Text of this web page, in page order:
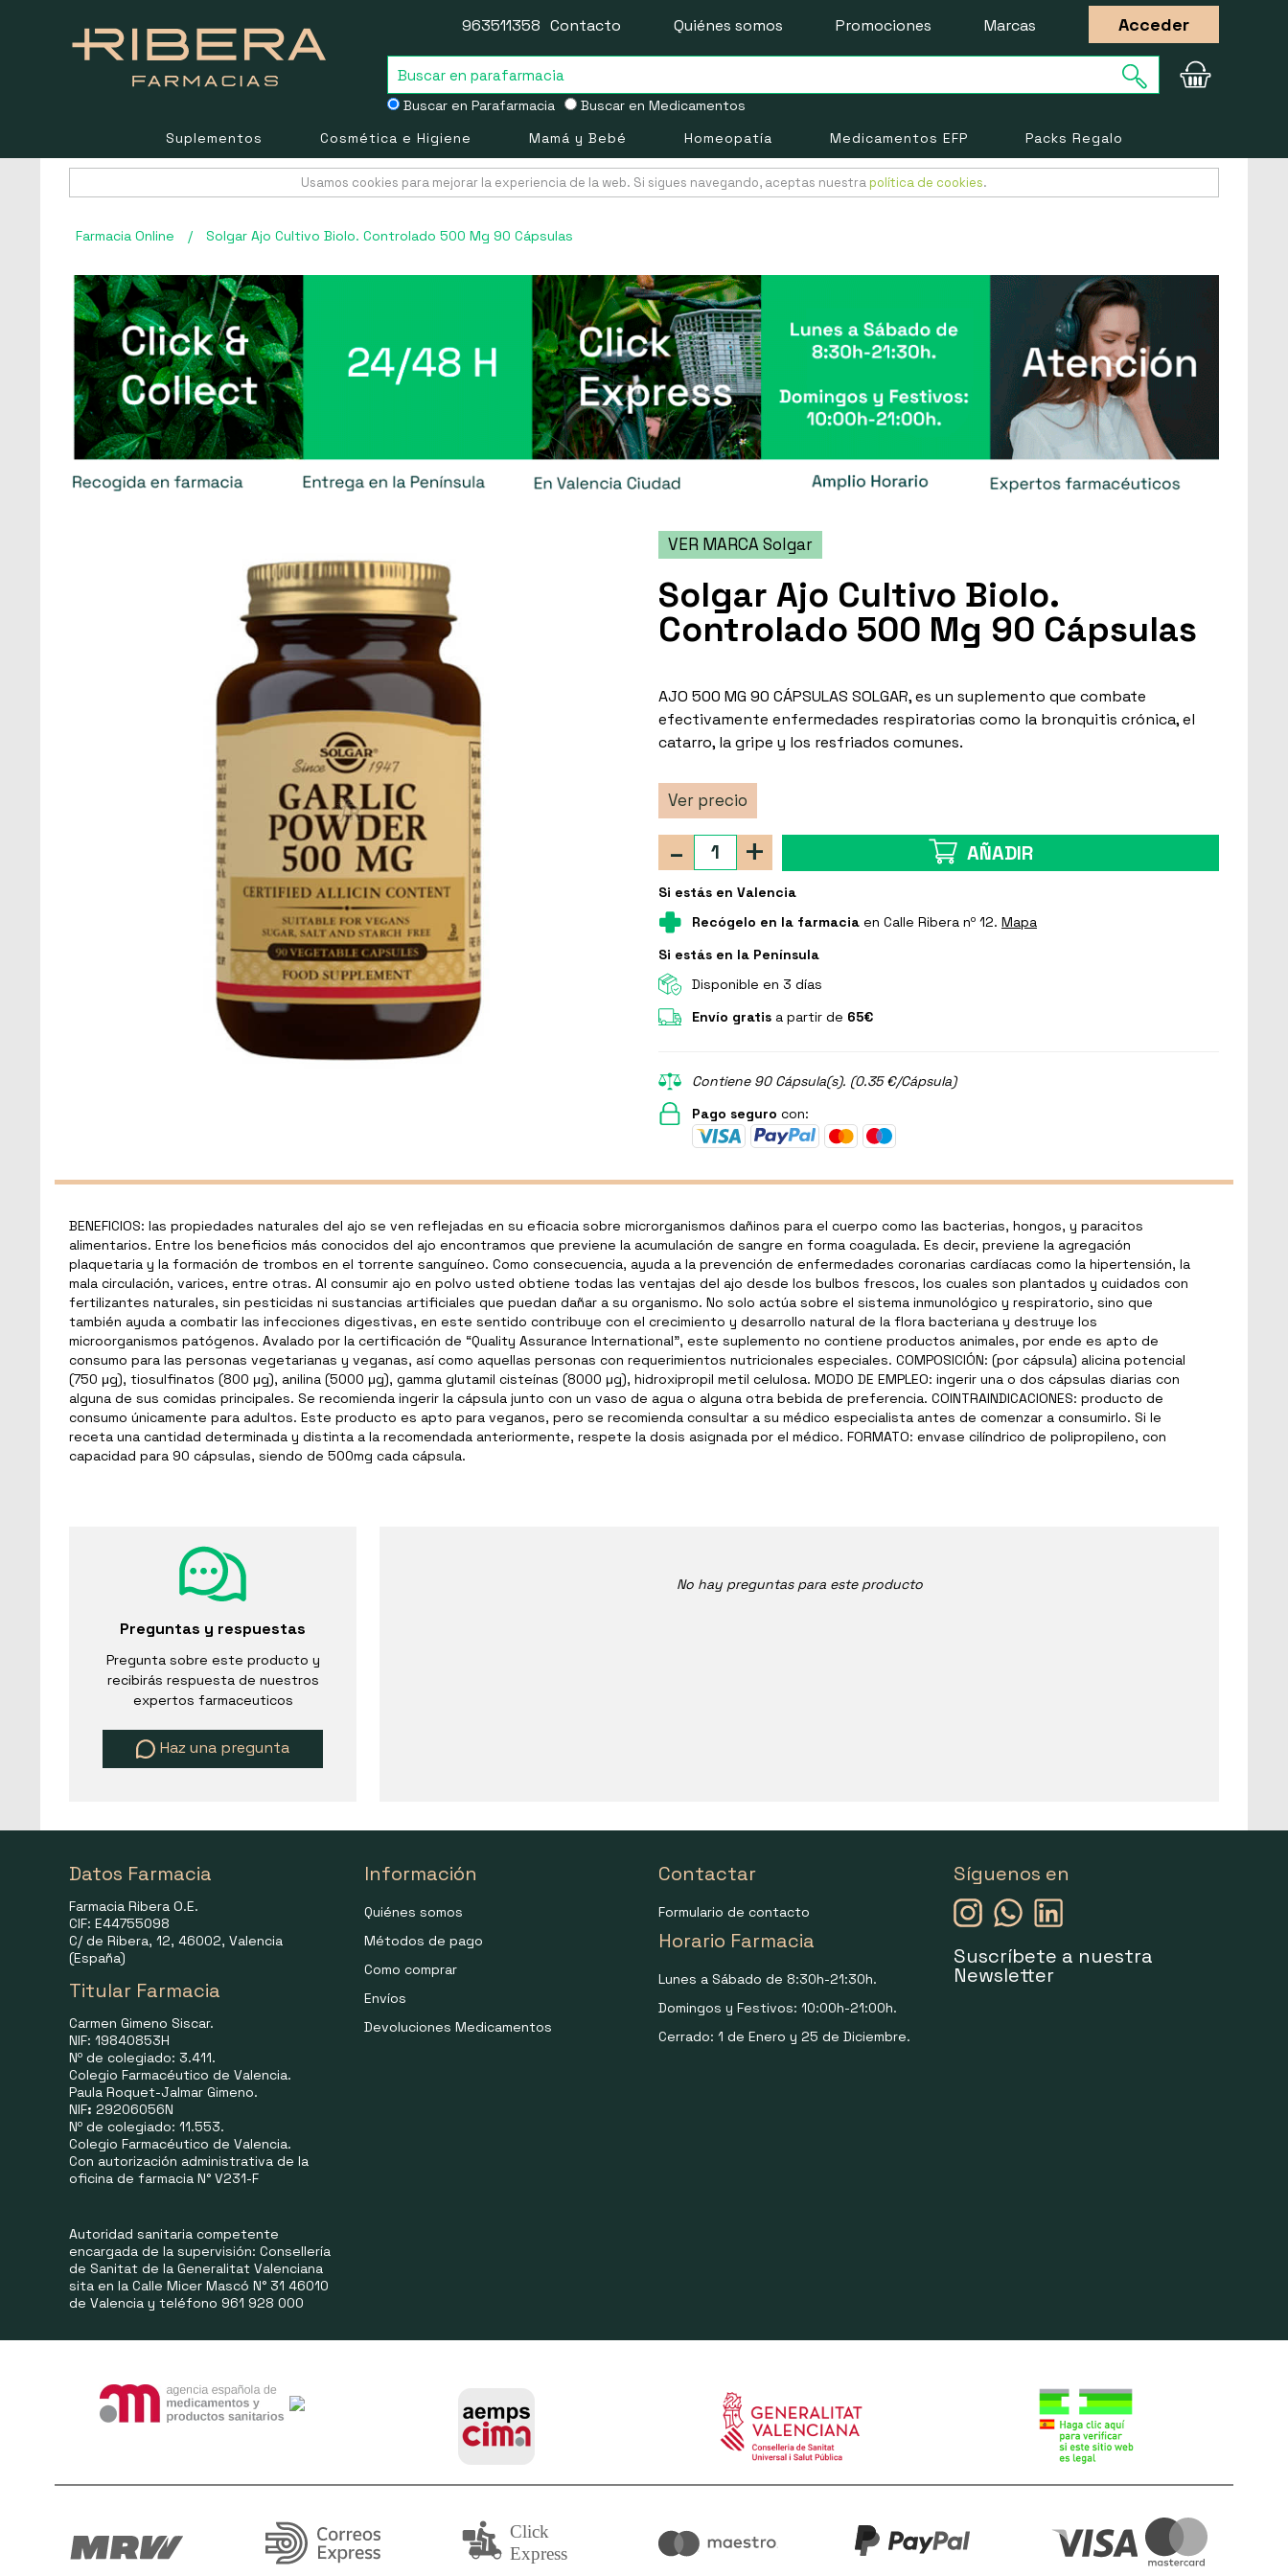
Buscar en Parafarmacia Buscar en Medicamentos
963511358 Contacto Quiénes somos Promociones Marcas Acceder
Suplementos Cosmética e Higiene Mamá y Bebé Homeopatía Medicamentos EFP Packs Regalo
Usamos cookies para mejorar la experiencia de la web. Si sigues navegando, aceptas nuestra política de cookies.
Farmacia Online / Solgar Ajo Cultivo Biolo. Controlado 500 Mg 90 Cápsulas
VER MARCA Solgar
Solgar Ajo Cultivo Biolo.
Controlado 500 Mg 90 Cápsulas
AJO 500 MG 90 CÁPSULAS SOLGAR, es un suplemento que combate
efectivamente enfermedades respiratorias como la bronquitis crónica, el
catarro, la gripe y los resfriados comunes.
Ver precio
+
- AÑADIR
Si estás en Valencia
Recógelo en la farmacia en Calle Ribera nº 12. Mapa
Si estás en la Península
Disponible en 3 días
Envío gratis a partir de 65€
Contiene 90 Cápsula(s). (0.35 €/Cápsula)
Pago seguro con:
BENEFICIOS: las propiedades naturales del ajo se ven reflejadas en su eficacia sobre microrganismos dañinos para el cuerpo como las bacterias, hongos, y paracitos
alimentarios. Entre los beneficios más conocidos del ajo encontramos que previene la acumulación de sangre en forma coagulada. Es decir, previene la agregación
plaquetaria y la formación de trombos en el torrente sanguíneo. Como consecuencia, ayuda a la prevención de enfermedades coronarias cardíacas como la hipertensión, la
mala circulación, varices, entre otras. Al consumir ajo en polvo usted obtiene todas las ventajas del ajo desde los bulbos frescos, los cuales son plantados y cuidados con
fertilizantes naturales, sin pesticidas ni sustancias artificiales que puedan dañar a su organismo. No solo actúa sobre el sistema inmunológico y respiratorio, sino que
también ayuda a combatir las infecciones digestivas, en este sentido contribuye con el crecimiento y desarrollo natural de la flora bacteriana y destruye los
microorganismos patógenos. Avalado por la certificación de “Quality Assurance International”, este suplemento no contiene productos animales, por ende es apto de
consumo para las personas vegetarianas y veganas, así como aquellas personas con requerimientos nutricionales especiales. COMPOSICIÓN: (por cápsula) alicina potencial
(750 μg), tiosulfinatos (800 μg), anilina (5000 μg), gamma glutamil cisteínas (8000 μg), hidroxipropil metil celulosa. MODO DE EMPLEO: ingerir una o dos cápsulas diarias con
alguna de sus comidas principales. Se recomienda ingerir la cápsula junto con un vaso de agua o alguna otra bebida de preferencia. COINTRAINDICACIONES: producto de
consumo únicamente para adultos. Este producto es apto para veganos, pero se recomienda consultar a su médico especialista antes de comenzar a consumirlo. Si le
receta una cantidad determinada y distinta a la recomendada anteriormente, respete la dosis asignada por el médico. FORMATO: envase cilíndrico de polipropileno, con
capacidad para 90 cápsulas, siendo de 500mg cada cápsula.
Preguntas y respuestas
Pregunta sobre este producto y
recibirás respuesta de nuestros
expertos farmaceuticos
Haz una pregunta
No hay preguntas para este producto
Datos Farmacia
Farmacia Ribera O.E.
CIF: E44755098
C/ de Ribera, 12, 46002, Valencia
(España)
Titular Farmacia
Carmen Gimeno Siscar.
NIF: 19840853H
Nº de colegiado: 3.411.
Colegio Farmacéutico de Valencia.
Paula Roquet-Jalmar Gimeno.
NIF: 29206056N
Nº de colegiado: 11.553.
Colegio Farmacéutico de Valencia.
Con autorización administrativa de la
oficina de farmacia N° V231-F
Autoridad sanitaria competente
encargada de la supervisión: Consellería
de Sanitat de la Generalitat Valenciana
sita en la Calle Micer Mascó N° 31 46010
de Valencia y teléfono 961 928 000
Información
Quiénes somos
Métodos de pago
Como comprar
Envíos
Devoluciones Medicamentos
Contactar
Formulario de contacto
Horario Farmacia
Lunes a Sábado de 8:30h-21:30h.
Domingos y Festivos: 10:00h-21:00h.
Cerrado: 1 de Enero y 25 de Diciembre.
Síguenos en
Suscríbete a nuestra
Newsletter